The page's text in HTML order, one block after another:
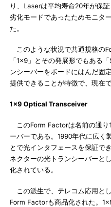
り、Laserは平均寿命20年が保
劣化モードであったためモニタ
た。
このような状況で共通規格の
「1×9」とその発展形でもある
ンシーバーをボードにはんだ固
提供できることが特徴で、現在
1x9 Optical Transceiver
このForm Factorは名前の通り
ーバーである。1990年代に広く
とで光インタフェースを保証で
ネクターの光トランシーバーと
化されている。
この派生で、テレコム応用と
Form Factorも商品化された。